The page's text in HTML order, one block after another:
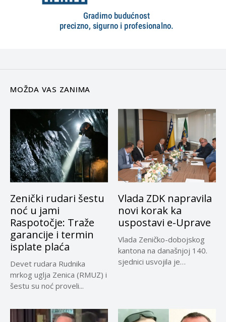
MOŽDA VAS ZANIMA
Zenički rudari šestu
noć u jami
Raspotočje: Traže
garancije i termin
isplate plaća
Devet rudara Rudnika
mrkog uglja Zenica (RMUZ) i
šestu su noć proveli...
Vlada ZDK napravila
novi korak ka
uspostavi e-Uprave
Vlada Zeničko-dobojskog
kantona na današnjoj 140.
sjednici usvojila je